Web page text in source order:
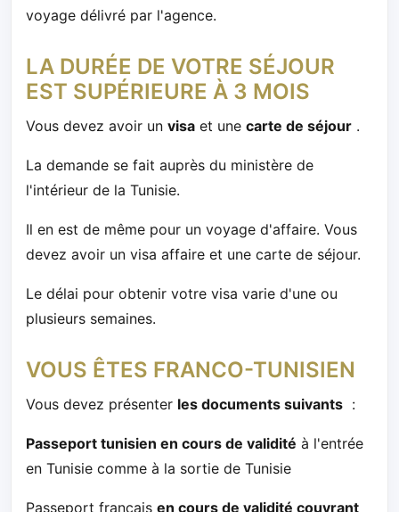
voyage délivré par l'agence.
LA DURÉE DE VOTRE SÉJOUR
EST SUPÉRIEURE À 3 MOIS
Vous devez avoir un visa et une carte de séjour .
La demande se fait auprès du ministère de
l'intérieur de la Tunisie.
Il en est de même pour un voyage d'affaire. Vous
devez avoir un visa affaire et une carte de séjour.
Le délai pour obtenir votre visa varie d'une ou
plusieurs semaines.
VOUS ÊTES FRANCO-TUNISIEN
Vous devez présenter les documents suivants :
Passeport tunisien en cours de validité à l'entrée
en Tunisie comme à la sortie de Tunisie
Passeport français en cours de validité couvrant